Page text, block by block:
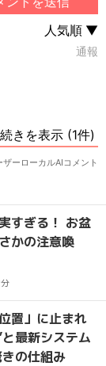
すぎる！ お盆
かの注意喚
置」に止まれ
最新システム
の仕組み